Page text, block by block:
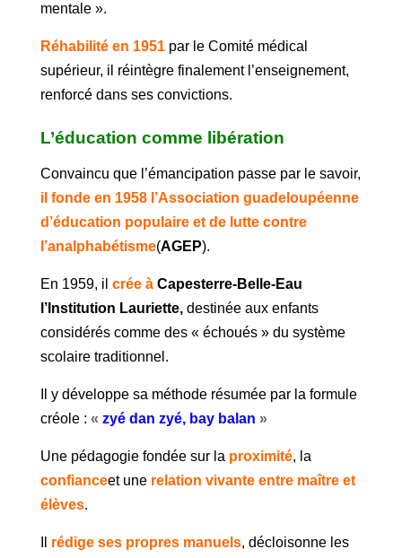
mentale ».
Réhabilité en 1951par le Comité médical
supérieur, il réintègre finalement l’enseignement,
renforcé dans ses convictions.
L’éducation comme libération
Convaincu que l’émancipation passe par le savoir,
il fonde en 1958 l’Association guadeloupéenne
d’éducation populaire et de lutte contre
l’analphabétisme(AGEP).
En 1959, il crée à Capesterre-Belle-Eau
l’Institution Lauriette,destinée aux enfants
considérés comme des « échoués » du système
scolaire traditionnel.
Il y développe sa méthode résumée par la formule
créole : « zyé dan zyé, bay balan »
Une pédagogie fondée sur la proximité, la
confianceet une relation vivante entre maître et
élèves.
rédige ses propres manuels, décloisonne les